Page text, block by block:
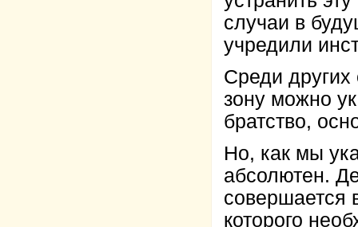
случаи в
учредили
Среди
зону можно
братство,
Но, как мы
абсолютен.
совершается
которого